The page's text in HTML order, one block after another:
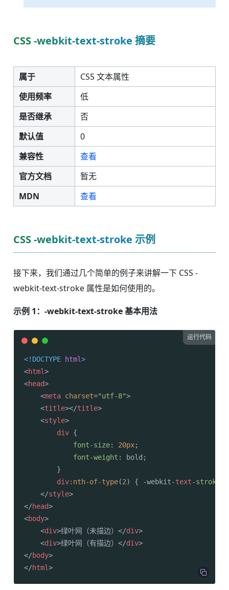
CSS -webkit-text-stroke 摘要
属于
CSS 文本属性
使用频率
低
是否继承
否
默认值
0
兼容性
查看
官方文档
暂无
MDN
查看
CSS -webkit-text-stroke 示例
接下来，我们通过几个简单的例子来讲解一下 CSS -
webkit-text-stroke 属性是如何使用的。
示例 1：-webkit-text-stroke 基本用法
运行代码
<!DOCTYPE html>
<html>
<head>
<meta charset="utf-8">
<title></title>
<style>
div {
font-size: 20px;
font-weight : bold;
        }
div:nth-of-type(2) { -webkit-text-stroke
</style>
</head>
<body>
<div>绿叶网（未描边） </div>
<div>绿叶网（有描边） </div>
</body>
</html>